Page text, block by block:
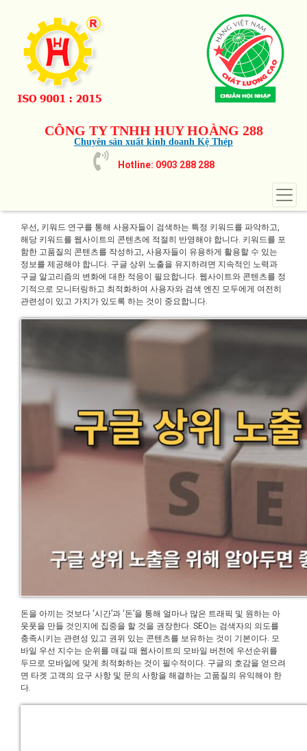
CÔNG TY TNHH HUY HOÀNG 288
Chuyên sản xuất kinh doanh Kệ Thép
Hotline: 0903 288 288
우선, 키워드 연구를 통해 사용자들이 검색하는 특정 키워드를 파악하고,
해당 키워드를 웹사이트의 콘텐츠에 적절히 반영해야 합니다. 키워드를 포
함한 고품질의 콘텐츠를 작성하고, 사용자들이 유용하게 활용할 수 있는
정보를 제공해야 합니다. 구글 상위 노출을 유지하려면 지속적인 노력과
구글 알고리즘의 변화에 대한 적응이 필요합니다. 웹사이트와 콘텐츠를 정
기적으로 모니터링하고 최적화하여 사용자와 검색 엔진 모두에게 여전히
관련성이 있고 가치가 있도록 하는 것이 중요합니다.
돈을 아끼는 것보다 ‘시간’과 ‘돈’을 통해 얼마나 많은 트래픽 및 원하는 아
웃풋을 만들 것인지에 집중을 할 것을 권장한다. SEO는 검색자의 의도를
충족시키는 관련성 있고 권위 있는 콘텐츠를 보유하는 것이 기본이다. 모
바일 우선 지수는 순위를 매길 때 웹사이트의 모바일 버전에 우선순위를
두므로 모바일에 맞게 최적화하는 것이 필수적이다. 구글의 호감을 얻으려
면 타겟 고객의 요구 사항 및 문의 사항을 해결하는 고품질의 유익해야 한
다.